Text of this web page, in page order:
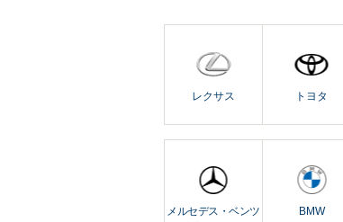
レクサス トヨタ
メルセデス・ベンツ BMW